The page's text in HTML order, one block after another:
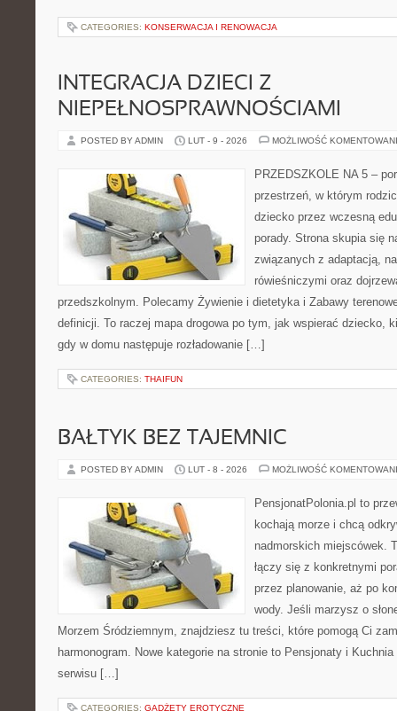
CATEGORIES: KONSERWACJA I RENOWACJA
INTEGRACJA DZIECI Z
NIEPEŁNOSPRAWNOŚCIAMI
POSTED BY ADMIN LUT - 9 - 2026 MOŻLIWOŚĆ
PRZEDSZKOLE NA 5 –
przestrzeń, w którym
dziecko przez wczesną
porady. Strona skupia się
związanych z adaptacją,
rówieśniczymi oraz
przedszkolnym. Polecamy Żywienie i dietetyka i Zabawy
definicji. To raczej mapa drogowa po tym, jak wspierać dziecko,
gdy w domu następuje rozładowanie […]
CATEGORIES: THAIFUN
BAŁTYK BEZ TAJEMNIC
POSTED BY ADMIN LUT - 8 - 2026 MOŻLIWOŚĆ
PensjonatPolonia.pl to
kochają morze i chcą
nadmorskich miejscówek.
łączy się z konkretnymi
przez planowanie, aż po
wody. Jeśli marzysz o
Morzem Śródziemnym, znajdziesz tu treści, które pomogą Ci
harmonogram. Nowe kategorie na stronie to Pensjonaty i Kuchnia
serwisu […]
CATEGORIES: GADŻETY EROTYCZNE